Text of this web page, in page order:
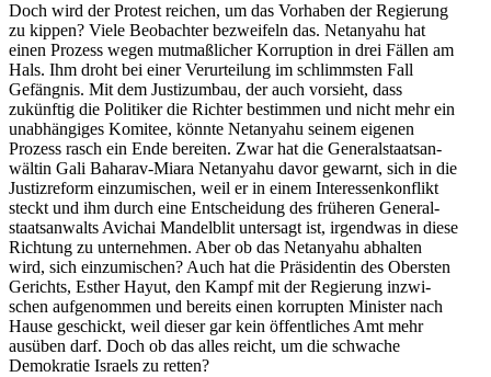
Doch wird der Protest reichen, um das Vorhaben der Regierung
zu kippen? Viele Beobachter bezweifeln das. Netanyahu hat
einen Prozess wegen mutmaß­licher Korruption in drei Fällen am
Hals. Ihm droht bei einer Verur­teilung im schlimmsten Fall
Gefängnis. Mit dem Justiz­umbau, der auch vorsieht, dass
zukünftig die Politiker die Richter bestimmen und nicht mehr ein
unabhän­giges Komitee, könnte Netanyahu seinem eigenen
Prozess rasch ein Ende bereiten. Zwar hat die General­staats­an­
wältin Gali Baharav-Miara Netanyahu davor gewarnt, sich in die
Justiz­reform einzu­mi­schen, weil er in einem Inter­es­sen­kon­flikt
steckt und ihm durch eine Entscheidung des früheren General­
staats­an­walts Avichai Mandelblit untersagt ist, irgendwas in diese
Richtung zu unter­nehmen. Aber ob das Netanyahu abhalten
wird, sich einzu­mi­schen? Auch hat die Präsi­dentin des Obersten
Gerichts, Esther Hayut, den Kampf mit der Regierung inzwi­
schen aufge­nommen und bereits einen korrupten Minister nach
Hause geschickt, weil dieser gar kein öffent­liches Amt mehr
ausüben darf. Doch ob das alles reicht, um die schwache
Demokratie Israels zu retten?